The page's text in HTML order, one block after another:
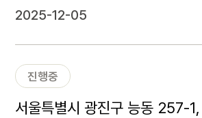
2025-12-05
진행중
서울특별시 광진구 능동 257-